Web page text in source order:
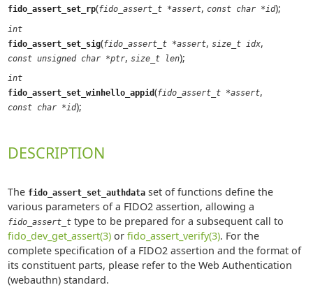
fido_assert_set_rp(fido_assert_t *assert, const char *id);
int
fido_assert_set_sig(fido_assert_t *assert, size_t idx,
const unsigned char *ptr, size_t len);
int
fido_assert_set_winhello_appid(fido_assert_t *assert,
const char *id);
DESCRIPTION
The fido_assert_set_authdataset of functions define the
various parameters of a FIDO2 assertion, allowing a
fido_assert_ttype to be prepared for a subsequent call to
fido_dev_get_assert(3)or fido_assert_verify(3). For the
complete specification of a FIDO2 assertion and the format of
its constituent parts, please refer to the Web Authentication
(webauthn) standard.